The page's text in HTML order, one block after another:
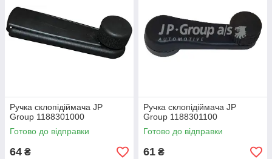
Ручка склопідіймача JP
Group 1188301000
Готово до відправки
64 ₴
Ручка склопідіймача JP
Group 1188301100
Готово до відправки
61 ₴